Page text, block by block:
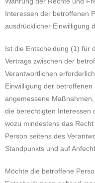
Interessen der betroffenen
ausdrücklicher Einwilligung
Ist die Entscheidung (1) für
Vertrags zwischen der
Verantwortlichen
Einwilligung der
angemessene
die berechtigten Interessen
wozu mindestens das
Person seitens des
Standpunkts und auf
Möchte die betroffene